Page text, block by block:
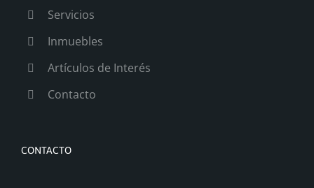
Servicios
Inmuebles
Artículos de Interés
Contacto
CONTACTO